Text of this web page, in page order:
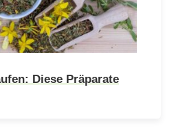
Diese Präparate